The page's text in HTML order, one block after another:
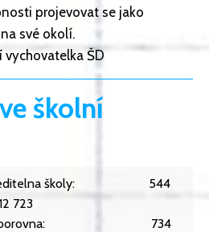
projevovat se jako
své okolí.
vychovatelka ŠD
školní
školy: 544
723
734